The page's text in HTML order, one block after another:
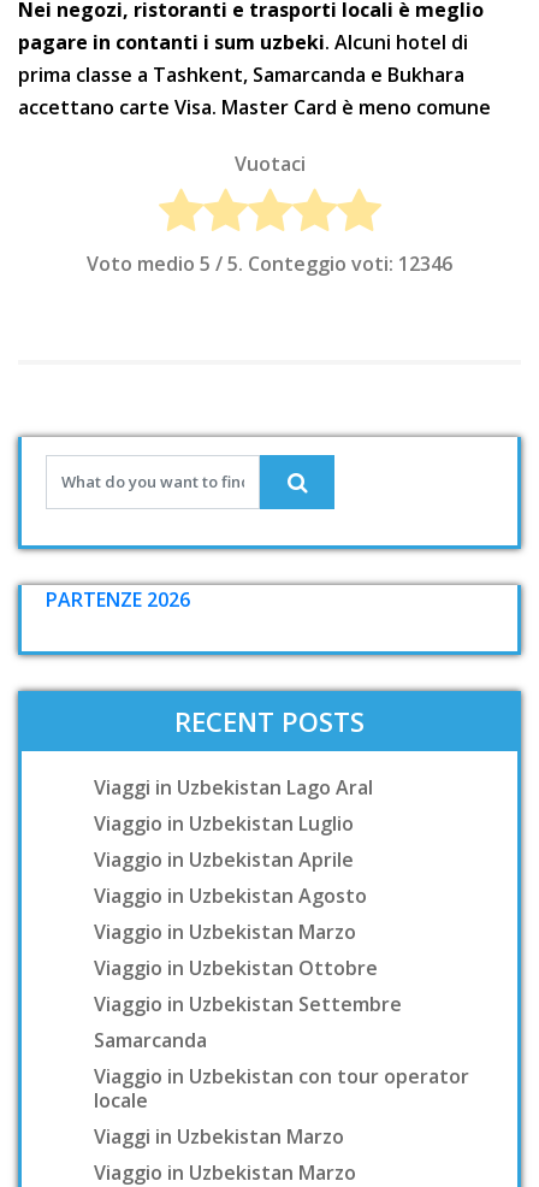
Nei negozi, ristoranti e trasporti locali è meglio
pagare in contanti i sum uzbeki. Alcuni hotel di
prima classe a Tashkent, Samarcanda e Bukhara
accettano carte Visa. Master Card è meno comune
Vuotaci
Voto medio 5 / 5. Conteggio voti: 12346
PARTENZE 2026
RECENT POSTS
Viaggi in Uzbekistan Lago Aral
Viaggio in Uzbekistan Luglio
Viaggio in Uzbekistan Aprile
Viaggio in Uzbekistan Agosto
Viaggio in Uzbekistan Marzo
Viaggio in Uzbekistan Ottobre
Viaggio in Uzbekistan Settembre
Samarcanda
Viaggio in Uzbekistan con tour operator
locale
Viaggi in Uzbekistan Marzo
Viaggio in Uzbekistan Marzo